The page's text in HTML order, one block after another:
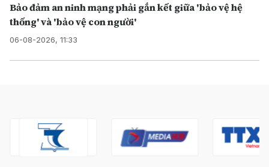
Bảo đảm an ninh mạng phải gắn kết giữa 'bảo vệ hệ
thống' và 'bảo vệ con người'
06-08-2026, 11:33